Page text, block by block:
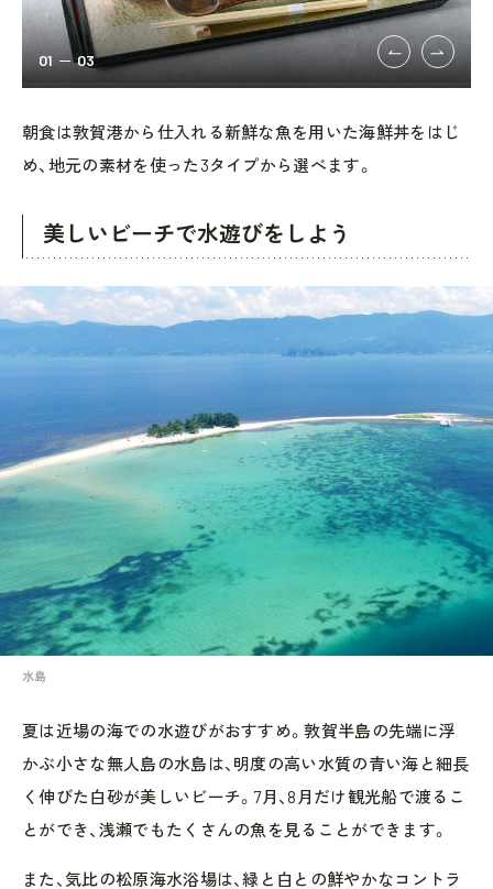
01 03
朝食は敦賀港から仕入れる新鮮な魚を用いた海鮮丼をはじ
め、地元の素材を使った3タイプから選べます。
美しいビーチで水遊びをしよう
水島
夏は近場の海での水遊びがおすすめ。敦賀半島の先端に浮
かぶ小さな無人島の水島は、明度の高い水質の青い海と細長
く伸びた白砂が美しいビーチ。7月、8月だけ観光船で渡るこ
とができ、浅瀬でもたくさんの魚を見ることができます。
また、気比の松原海水浴場は、緑と白との鮮やかなコントラ